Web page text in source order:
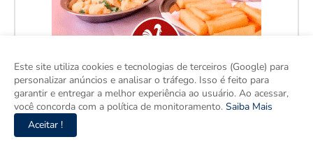
Este site utiliza cookies e tecnologias de terceiros (Google) para
personalizar anúncios e analisar o tráfego. Isso é feito para
garantir e entregar a melhor experiência ao usuário. Ao acessar,
você concorda com a política de monitoramento. Saiba Mais
Aceitar !